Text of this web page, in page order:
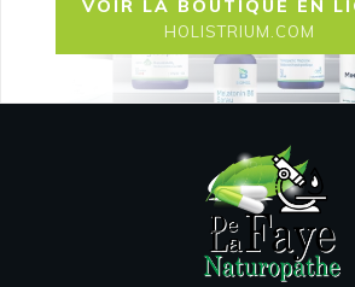
VOIR LA BOUTIQUE EN
HOLISTRIUM.COM